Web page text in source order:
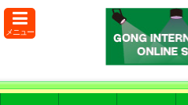
メニュー